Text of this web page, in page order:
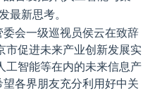
最新思考。
会一级巡视员侯云在致辞
市促进未来产业创新发展实
工智能等在内的未来信息产
各界朋友充分利用好中关